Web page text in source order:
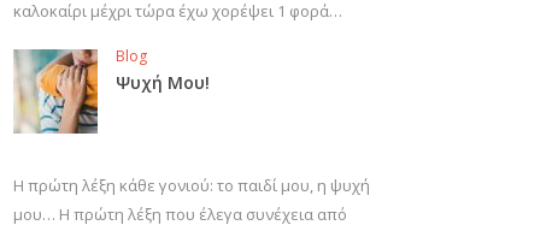
καλοκαίρι μέχρι τώρα έχω χορέψει 1 φορά…
Blog
Ψυχή Μου!
Η πρώτη λέξη κάθε γονιού: το παιδί μου, η ψυχή
μου… Η πρώτη λέξη που έλεγα συνέχεια από